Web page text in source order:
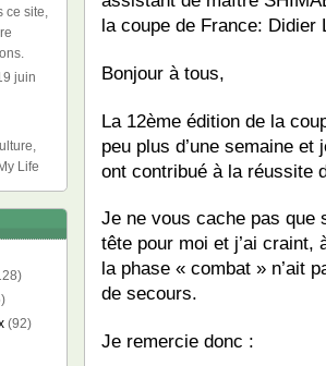
la coupe de France: Didier
Bonjour à tous,
La 12ème édition de la
peu plus d’une semaine
ont contribué à la réussite
Je ne vous cache pas que
tête pour moi et j’ai craint,
la phase « combat » n’ait
de secours.
Je remercie donc :
ce site,
juin
Life
(92)